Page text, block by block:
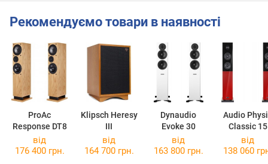
Рекомендуємо товари в наявності
ProAc
Response DT8
Klipsch Heresy
III
Dynaudio
Evoke 30
Audio
Classic 15
від
176 400 грн.
від
164 700 грн.
від
163 800 грн.
від
138 060